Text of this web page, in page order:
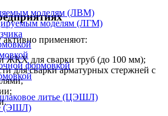
моделям (ЛВМ)
моделям (ЛГМ)
формовкой
литье (ЦЭШЛ)
(ЭШЛ)
активно применяют:
и ЖКХ для сварки труб (до 100 мм);
для сварки арматурных стержней с